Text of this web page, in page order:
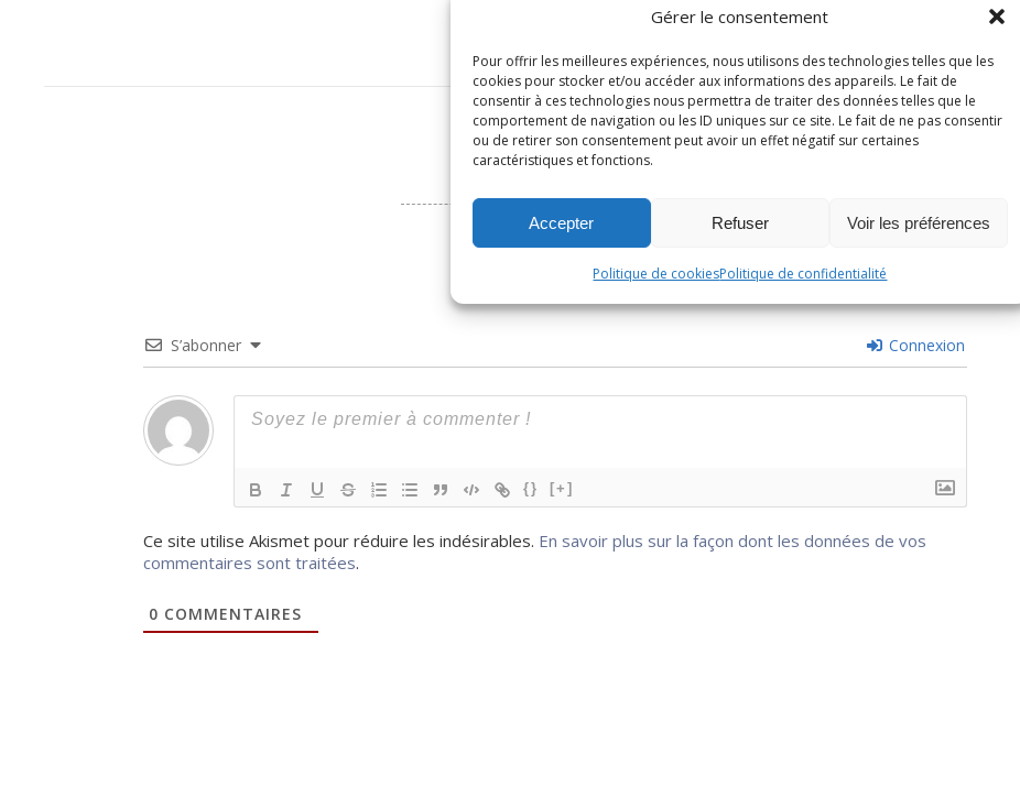
Gérer le consentement
Pour offrir les meilleures expériences, nous utilisons des technologies telles que les
cookies pour stocker et/ou accéder aux informations des appareils. Le fait de
consentir à ces technologies nous permettra de traiter des données telles que le
comportement de navigation ou les ID uniques sur ce site. Le fait de ne pas consentir
ou de retirer son consentement peut avoir un effet négatif sur certaines
caractéristiques et fonctions.
Accepter Refuser Voir les préférences
Politique de cookiesPolitique de confidentialité
0
Évaluer l'article
S’abonner Connexion
{} [+]
Ce site utilise Akismet pour réduire les indésirables. En savoir plus sur la façon dont les données de vos
commentaires sont traitées.
0 COMMENTAIRES